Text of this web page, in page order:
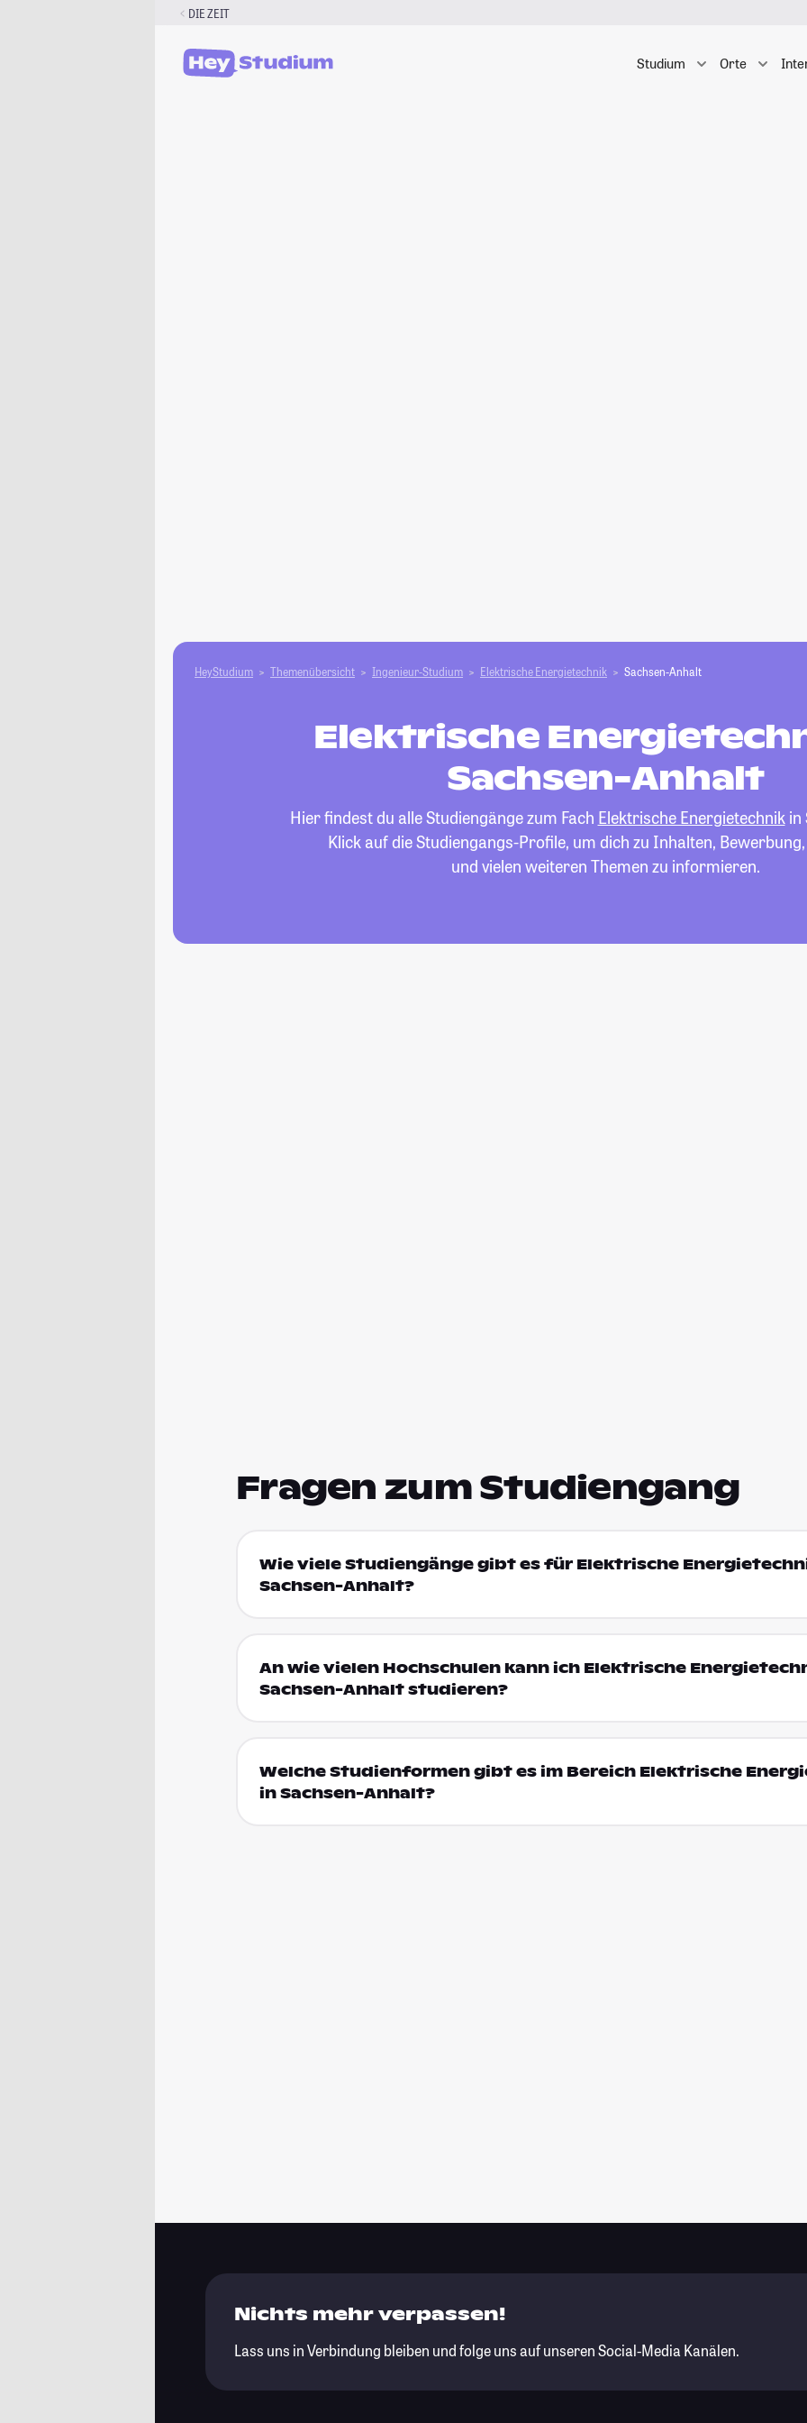
DIE ZEIT
Studium Orte
HeyStudium Themenübersicht Ingenieur-Studium Elektrische Energietechnik Sachsen-Anhalt
Elektrische
Sachsen-Anhalt
Hier findest du alle Studiengänge zum Fach Elektrische Energietechnikin
Klick auf die Studiengangs-Profile, um dich zu Inhalten,
und vielen weiteren Themen zu informieren.
Fragen zum Studiengang
Wie viele Studiengänge gibt es für Elektrische
Sachsen-Anhalt?
An wie vielen Hochschulen kann ich Elektrische
Sachsen-Anhalt studieren?
Welche Studienformen gibt es im Bereich Elektrische
in Sachsen-Anhalt?
Nichts mehr verpassen!
Lass uns in Verbindung bleiben und folge uns auf unseren Social-Media Kanälen.